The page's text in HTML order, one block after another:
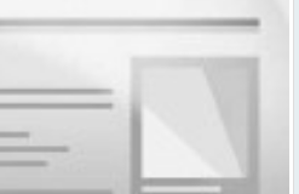
atsaucīgu kolēģu komandā. CV,
dokumenta kopiju, lūdzam iesniegt
vai
pārvaldības un klientu
ielā 2, Valmierā, Valmieras
tehnoloģiju centra Informācijas
līdz 2026.gada
64292237. Profesija:
• profesionāla pieredze
ēku vai namu
iemaņas darbā ar datoru (MS Office,
• valsts valodas prasmes
un organizēt savu darbu,
saistītus jautājumus, kā arī
sadarbības prasmes; • B
iespēja darba vajadzībām
• par priekšrocību uzskatīsim